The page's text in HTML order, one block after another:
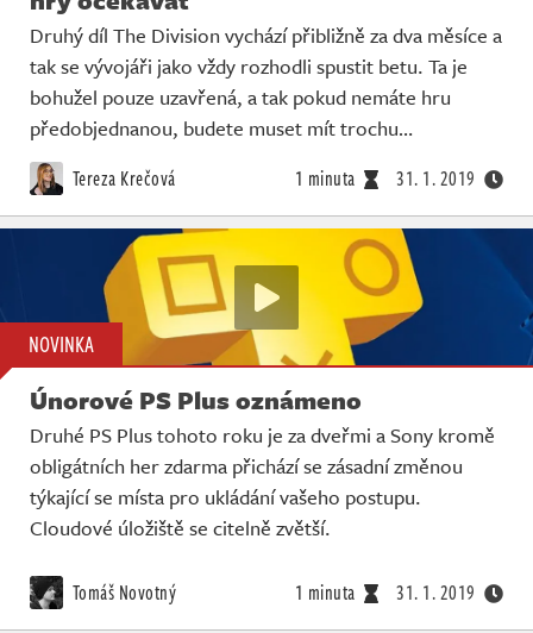
Druhý díl The Division vychází přibližně za dva měsíce a
tak se vývojáři jako vždy rozhodli spustit betu. Ta je
bohužel pouze uzavřená, a tak pokud nemáte hru
předobjednanou, budete muset mít trochu…
Tereza Krečová 1 minuta 31. 1. 2019
NOVINKA
Únorové PS Plus oznámeno
Druhé PS Plus tohoto roku je za dveřmi a Sony kromě
obligátních her zdarma přichází se zásadní změnou
týkající se místa pro ukládání vašeho postupu.
Cloudové úložiště se citelně zvětší.
Tomáš Novotný 1 minuta 31. 1. 2019